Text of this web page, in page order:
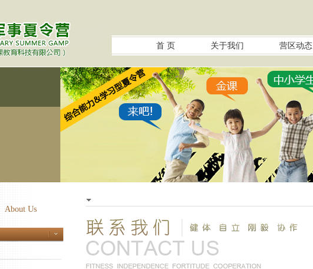
首 页 关于我们 营区动态
About Us